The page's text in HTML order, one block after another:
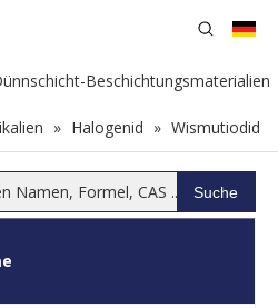
Beschichtungsmaterialien
» Halogenid » Wismutiodid
Suche